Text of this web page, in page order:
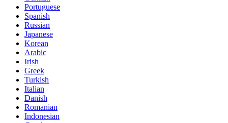
Portuguese
Spanish
Russian
Japanese
Korean
Arabic
Irish
Greek
Turkish
Italian
Danish
Romanian
Indonesian